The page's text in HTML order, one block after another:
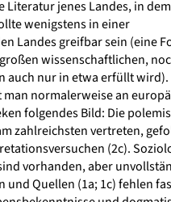
Literatur jenes Landes, in
wenigstens in einer
Landes greifbar sein (eine
wissenschaftlichen,
auch nur in etwa erfüllt wird).
normalerweise an
folgendes Bild: Die
zahlreichsten vertreten,
(2c).
vorhanden, aber
Quellen (1a; 1c) fehlen